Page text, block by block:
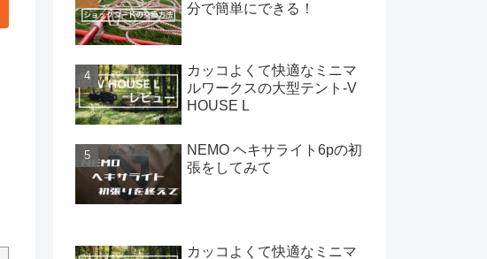
分で簡単にできる！
カッコよくて快適なミニマ
ルワークスの大型テント-V
HOUSE L
NEMO ヘキサライト6pの初
張をしてみて
カッコよくて快適なミニマ